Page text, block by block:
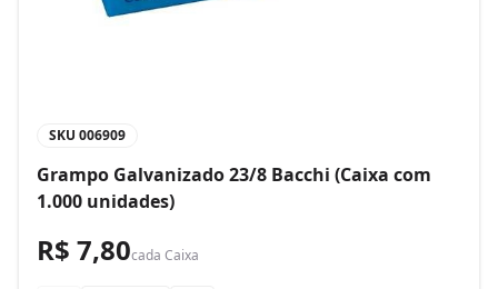
SKU 006909
Grampo Galvanizado 23/8 Bacchi (Caixa com
1.000 unidades)
R$ 7,80cada Caixa